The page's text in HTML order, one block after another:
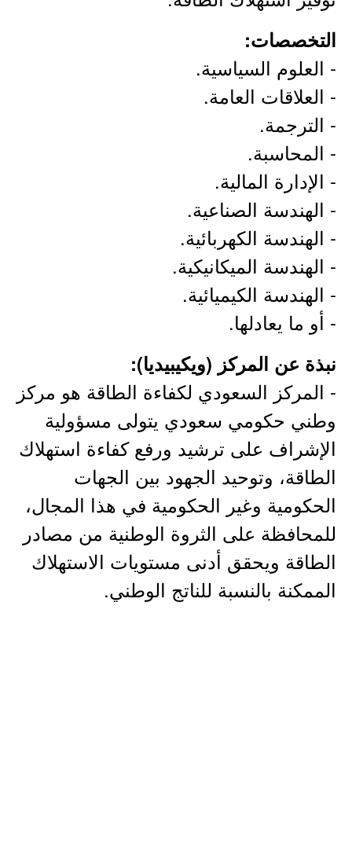
التخصصات:
- العلوم السياسية.
- العلاقات العامة.
- الترجمة.
- المحاسبة.
- الإدارة المالية.
- الهندسة الصناعية.
- الهندسة الكهربائية.
- الهندسة الميكانيكية.
- الهندسة الكيميائية.
- أو ما يعادلها.
نبذة عن المركز (ويكيبيديا):
- المركز السعودي لكفاءة الطاقة هو مركز
وطني حكومي سعودي يتولى مسؤولية
الإشراف على ترشيد ورفع كفاءة استهلاك
الطاقة، وتوحيد الجهود بين الجهات
الحكومية وغير الحكومية في هذا المجال،
للمحافظة على الثروة الوطنية من مصادر
الطاقة ويحقق أدنى مستويات الاستهلاك
الممكنة بالنسبة للناتج الوطني.